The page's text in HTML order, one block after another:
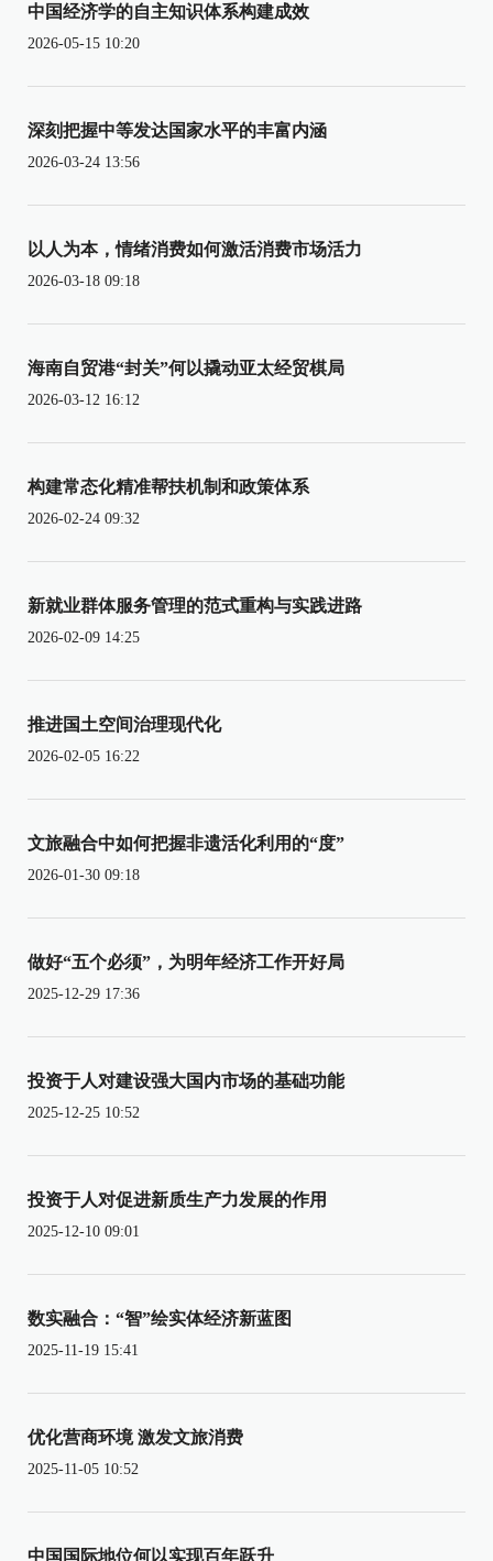
中国经济学的自主知识体系构建成效
2026-05-15 10:20
深刻把握中等发达国家水平的丰富内涵
2026-03-24 13:56
以人为本，情绪消费如何激活消费市场活力
2026-03-18 09:18
海南自贸港“封关”何以撬动亚太经贸棋局
2026-03-12 16:12
构建常态化精准帮扶机制和政策体系
2026-02-24 09:32
新就业群体服务管理的范式重构与实践进路
2026-02-09 14:25
推进国土空间治理现代化
2026-02-05 16:22
文旅融合中如何把握非遗活化利用的“度”
2026-01-30 09:18
做好“五个必须”，为明年经济工作开好局
2025-12-29 17:36
投资于人对建设强大国内市场的基础功能
2025-12-25 10:52
投资于人对促进新质生产力发展的作用
2025-12-10 09:01
数实融合：“智”绘实体经济新蓝图
2025-11-19 15:41
优化营商环境 激发文旅消费
2025-11-05 10:52
中国国际地位何以实现百年跃升